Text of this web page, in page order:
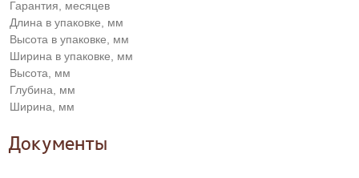
Гарантия, месяцев
Длина в упаковке, мм
Высота в упаковке, мм
Ширина в упаковке, мм
Высота, мм
Глубина, мм
Ширина, мм
Документы